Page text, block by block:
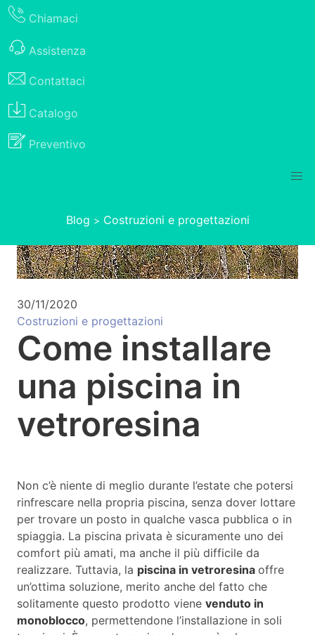
Chiamaci
Assistenza
Contattaci
Catalogo
Preventivo
Blog > Costruzioni e progettazioni
30/11/2020
Costruzioni e progettazioni
Come installare
una piscina in
vetroresina
Non c’è niente di meglio durante l’estate che potersi
rinfrescare nella propria piscina, senza dover lottare
per trovare un posto in qualche vasca pubblica o in
spiaggia. La piscina privata è sicuramente uno dei
comfort più amati, ma anche il più difficile da
realizzare. Tuttavia, la piscina in vetroresina offre
un’ottima soluzione, merito anche del fatto che
solitamente questo prodotto viene venduto in
monoblocco, permettendone l’installazione in soli